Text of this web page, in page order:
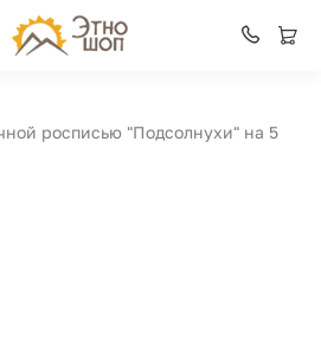
росписью "Подсолнухи" на 5